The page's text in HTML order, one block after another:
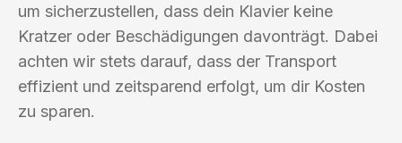
um sicherzustellen, dass dein Klavier keine
Kratzer oder Beschädigungen davonträgt. Dabei
achten wir stets darauf, dass der Transport
effizient und zeitsparend erfolgt, um dir Kosten
zu sparen.